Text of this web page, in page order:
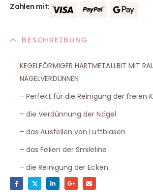
Zahlen mit:
BESCHREIBUNG
KEGELFÖRMIGER HARTMETALLBIT MIT
NÄGELVERDÜNNEN
– Perfekt für die Reinigung der freien
– die Verdünnung der Nägel
– das Ausfeilen von Luftblasen
– das Feilen der Smileline
– die Reinigung der Ecken.